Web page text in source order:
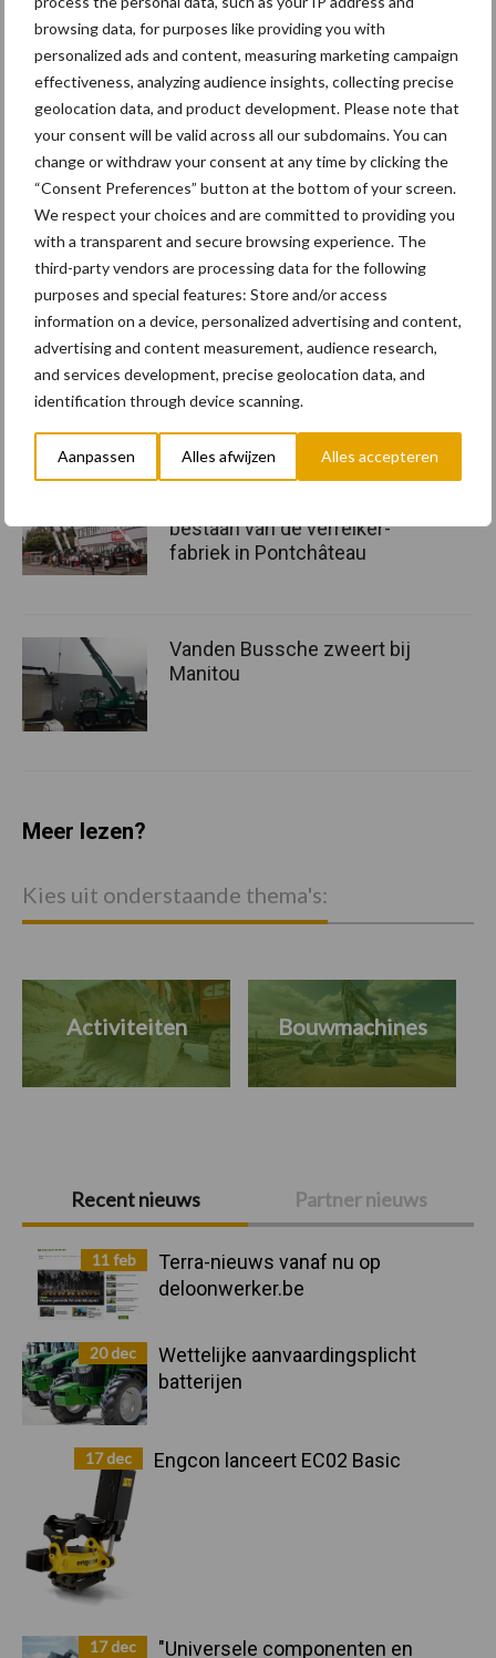
browsing data, for purposes like providing you with
personalized ads and content, measuring marketing campaign
effectiveness, analyzing audience insights, collecting precise
geolocation data, and product development. Please note that
your consent will be valid across all our subdomains. You can
change or withdraw your consent at any time by clicking the
“Consent Preferences” button at the bottom of your screen.
We respect your choices and are committed to providing you
with a transparent and secure browsing experience. The
third-party vendors are processing data for the following
purposes and special features: Store and/or access
information on a device, personalized advertising and content,
advertising and content measurement, audience research,
and services development, precise geolocation data, and
identification through device scanning.
Aanpassen Alles afwijzen Alles accepteren
Meer info – Manitou
Tags
Manitou
Primaire
Sidebar
Recent nieuws Partner nieuws
11 feb
Terra-nieuws vanaf nu op
deloonwerker.be
20 dec
Wettelijke aanvaardingsplicht
batterijen
17 dec Engcon lanceert EC02 Basic
17 dec
"Universele componenten en
Speciaal voor jou! Nieuws over
verreikers
Liebherr: Nieuwigheden op
Franse vakbeurs
bestaan van de verreiker-
fabriek in Pontchâteau
Vanden Bussche zweert bij
Manitou
Meer lezen?
Kies uit onderstaande thema's:
Activiteiten Bouwmachines